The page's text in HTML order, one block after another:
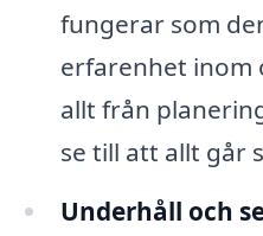
fungerar som
erfarenhet inom
allt från
se till att allt går
Underhåll och